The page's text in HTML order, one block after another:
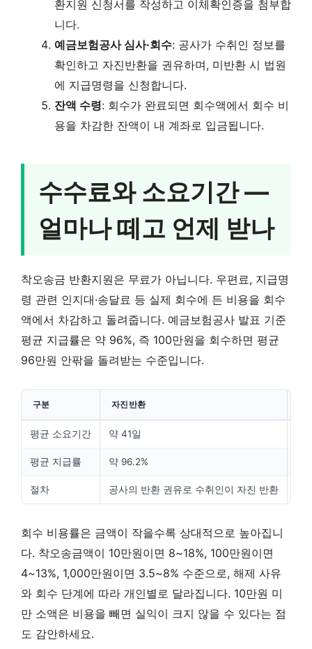
환지원 신청서를 작성하고 이체확인증을 첨부합
니다.
예금보험공사 심사·회수: 공사가 수취인 정보를
확인하고 자진반환을 권유하며, 미반환 시 법원
에 지급명령을 신청합니다.
잔액 수령: 회수가 완료되면 회수액에서 회수 비
용을 차감한 잔액이 내 계좌로 입금됩니다.
수수료와 소요기간 —
얼마나 떼고 언제 받나
착오송금 반환지원은 무료가 아닙니다. 우편료, 지급명
령 관련 인지대·송달료 등 실제 회수에 든 비용을 회수
액에서 차감하고 돌려줍니다. 예금보험공사 발표 기준
평균 지급률은 약 96%, 즉 100만원을 회수하면 평균
96만원 안팎을 돌려받는 수준입니다.
구분 자진반환
평균 소요기간 약 41일
평균 지급률 약 96.2%
절차 공사의 반환 권유로 수취인이 자진 반환
회수 비용률은 금액이 작을수록 상대적으로 높아집니
다. 착오송금액이 10만원이면 8~18%, 100만원이면
4~13%, 1,000만원이면 3.5~8% 수준으로, 해제 사유
와 회수 단계에 따라 개인별로 달라집니다. 10만원 미
만 소액은 비용을 빼면 실익이 크지 않을 수 있다는 점
도 감안하세요.